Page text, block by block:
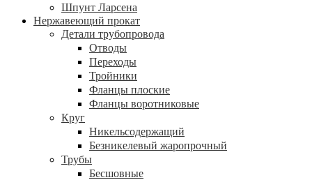
Шпунт Ларсена
Нержавеющий прокат
Детали трубопровода
Отводы
Переходы
Тройники
Фланцы плоские
Фланцы воротниковые
Круг
Никельсодержащий
Безникелевый жаропрочный
Трубы
Бесшовные